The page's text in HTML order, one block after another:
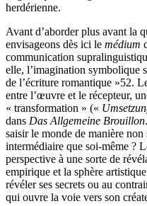
herdérienne.
Avant d’aborder plus avant la
envisageons dès ici le médium
communication
elle, l’imagination symbolique
de l’écriture romantique »52.
entre l’œuvre et le récepteur,
« transformation » («
dans Das Allgemeine Brouillon
saisir le monde de manière non
intermédiaire que soi-même ?
perspective à une sorte de
empirique et la sphère
révéler ses secrets ou au
qui ouvre la voie vers son